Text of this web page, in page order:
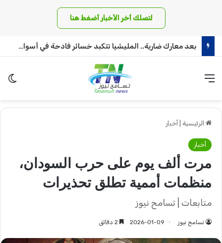
لتصلك أخر الأخبار أضغط هنا
بعد معارك ضارية.. المليشيا تتكبد خسائر فادحة في أسوار بئر سليبة بغرب دافور
القائمة
الرئيسية أخبار
أخبار
مرت ألف يوم على حرب السودان،
منظمات أممية تطلق تحذيرات
متابعات | تسامح نيوز
تسامح نيوز 2026-01-09